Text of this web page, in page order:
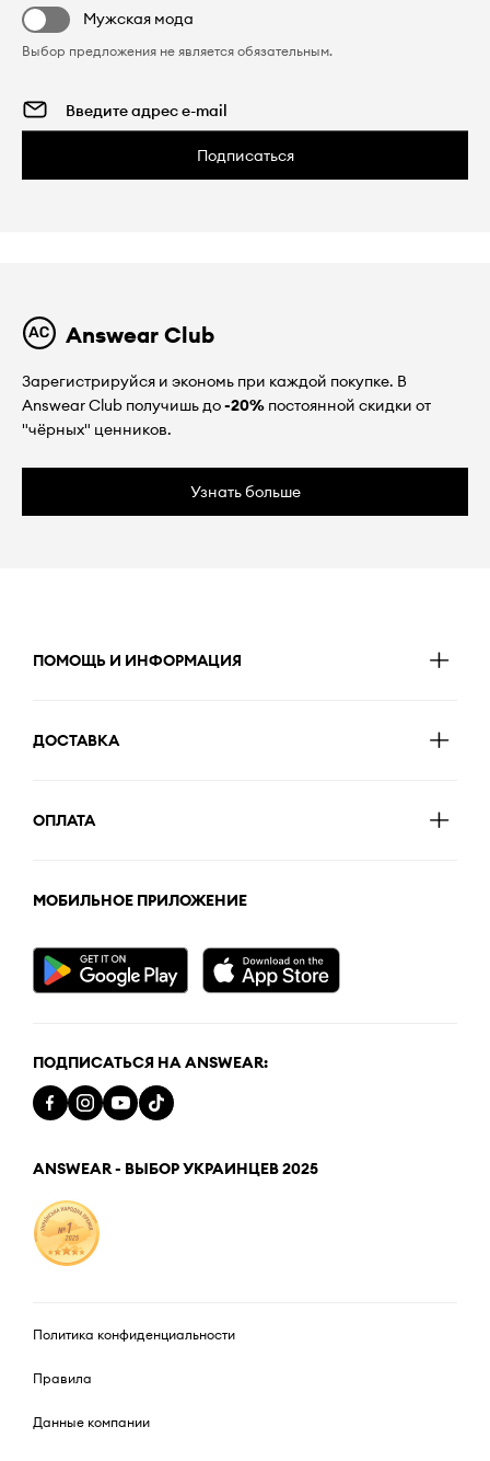
Мужская мода
Выбор предложения не является обязательным.
Подписаться
Answear Club
Зарегистрируйся и экономь при каждой покупке. В
Answear Club получишь до-20% постоянной скидки от
"чёрных" ценников.
Узнать больше
ПОМОЩЬ И ИНФОРМАЦИЯ
ДОСТАВКА
ОПЛАТА
МОБИЛЬНОЕ ПРИЛОЖЕНИЕ
ПОДПИСАТЬСЯ НА ANSWEAR:
ANSWEAR - ВЫБОР УКРАИНЦЕВ 2025
Политика конфиденциальности
Правила
Данные компании